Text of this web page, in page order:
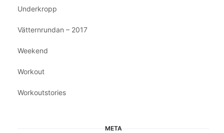
Underkropp
Vätternrundan – 2017
Weekend
Workout
Workoutstories
META